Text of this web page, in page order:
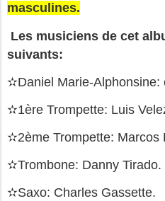
masculines.
Les musiciens de cet
suivants:
✫Daniel Marie-Alphonsine:
✫1ère Trompette: Luis
✫2ème Trompette: Marcos
✫Trombone: Danny Tirado.
✫Saxo: Charles Gassette.